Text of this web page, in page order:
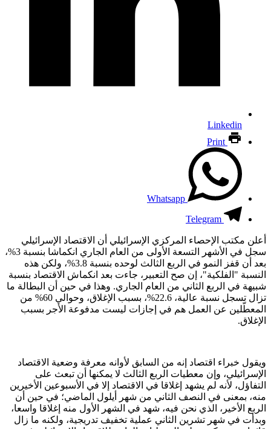
Linkedin
Print
Whatsapp
Telegram
أعلن مكتب الإحصاء المركزي الإسرائيلي أن الاقتصاد الإسرائيلي
سجل في الأشهر التسعة الأولى من العام الجاري انكماشا بنسبة 3%،
بعد أن قفز النمو في الربع الثالث لوحده بنسبة 3.8%، ولكن هذه
النسبة "الفلكية"، إن صح التعبير، جاءت بعد انكماش الاقتصاد بنسبة
شبيهة في الربع الثاني من العام الجاري. وهذا في حين أن البطالة ما
تزال تسجل نسبة عالية، 22.6%، بسبب الإغلاق، وحوالي 60% من
المعطّلين عن العمل هم في إجازات ليست مدفوعة الأجر بسبب
الإغلاق.
ويقول خبراء اقتصاد إنه من السابق لأوانه معرفة وضعية الاقتصاد
الإسرائيلي، وإن معطيات الربع الثالث لا يمكنها أن تبعث على
التفاؤل، لأنه لم يشهد إغلاقا في الاقتصاد إلا في الأسبوعين الأخيرين
منه، بمعنى في النصف الثاني من شهر أيلول الماضي؛ في حين أن
الربع الأخير، الذي نحن فيه، شهد في الشهر الأول منه إغلاقا واسعا،
وبدأت في شهر تشرين الثاني عملية تخفيف تدريجية، ولكنه ما زال